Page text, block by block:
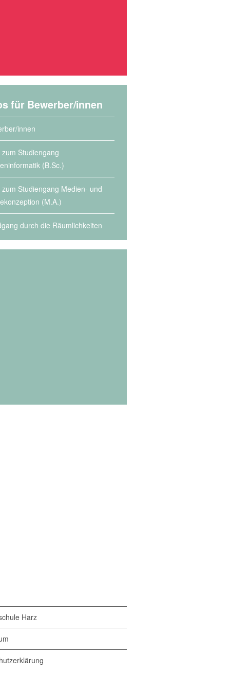
für Bewerber/innen
innen
zum Studiengang
(B.Sc.)
zum Studiengang Medien- und
(M.A.)
durch die Räumlichkeiten
Harz